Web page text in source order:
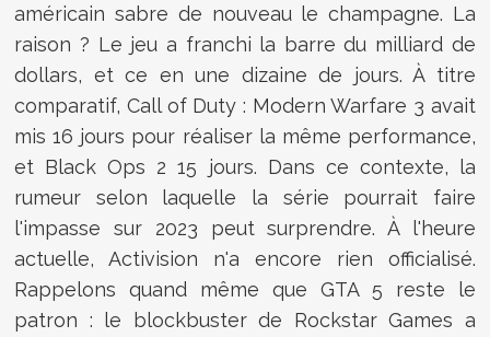
américain sabre de nouveau le champagne. La
raison ? Le jeu a franchi la barre du milliard de
dollars, et ce en une dizaine de jours. À titre
comparatif, Call of Duty : Modern Warfare 3 avait
mis 16 jours pour réaliser la même performance,
et Black Ops 2 15 jours. Dans ce contexte, la
rumeur selon laquelle la série pourrait faire
l'impasse sur 2023 peut surprendre. À l'heure
actuelle, Activision n'a encore rien officialisé.
Rappelons quand même que GTA 5 reste le
patron : le blockbuster de Rockstar Games a